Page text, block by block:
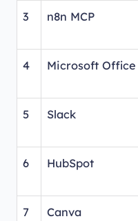
3 n8n MCP
4 Microsoft Office
5 Slack
6 HubSpot
7 Canva